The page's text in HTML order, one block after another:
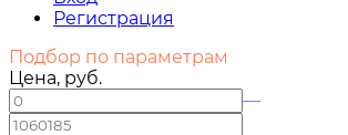
Регистрация
Подбор по параметрам
Цена, руб.
—